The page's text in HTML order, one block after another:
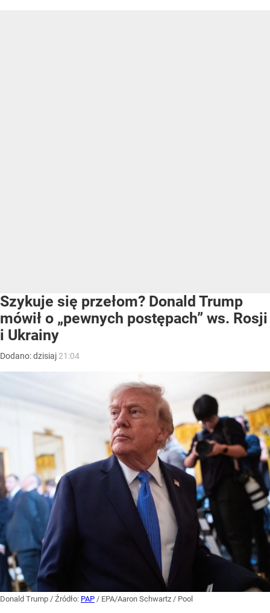
Szykuje się przełom? Donald Trump
mówił o „pewnych postępach” ws. Rosji
i Ukrainy
Dodano:dzisiaj 21:04
Donald Trump / Źródło: PAP / EPA/Aaron Schwartz / Pool